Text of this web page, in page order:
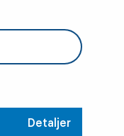
Detaljer